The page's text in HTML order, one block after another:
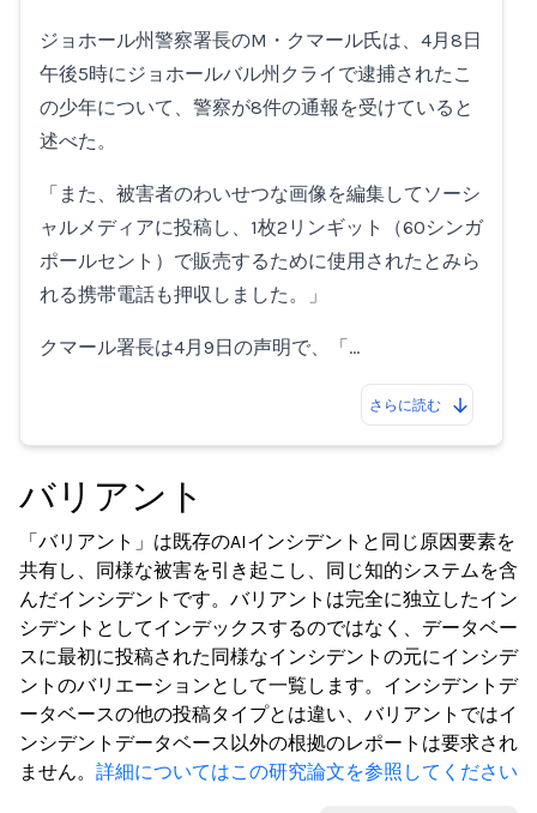
ジョホール州警察署長のM・クマール氏は、4月8日
午後5時にジョホールバル州クライで逮捕されたこ
の少年について、警察が8件の通報を受けていると
述べた。
「また、被害者のわいせつな画像を編集してソーシ
ャルメディアに投稿し、1枚2リンギット（60シンガ
ポールセント）で販売するために使用されたとみら
れる携帯電話も押収しました。」
クマール署長は4月9日の声明で、「…
さらに読む
バリアント
「バリアント」は既存のAIインシデントと同じ原因要素を
共有し、同様な被害を引き起こし、同じ知的システムを含
んだインシデントです。バリアントは完全に独立したイン
シデントとしてインデックスするのではなく、データベー
スに最初に投稿された同様なインシデントの元にインシデ
ントのバリエーションとして一覧します。インシデントデ
ータベースの他の投稿タイプとは違い、バリアントではイ
ンシデントデータベース以外の根拠のレポートは要求され
ません。 詳細についてはこの研究論文を参照してください